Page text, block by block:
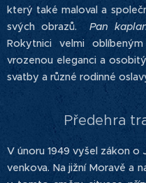
který také maloval a
svých obrazů. Pan
Rokytnici velmi
vrozenou eleganci a
svatby a různé rodinné
Předehra
V únoru 1949 vyšel zákon o
venkova. Na jižní Moravě a